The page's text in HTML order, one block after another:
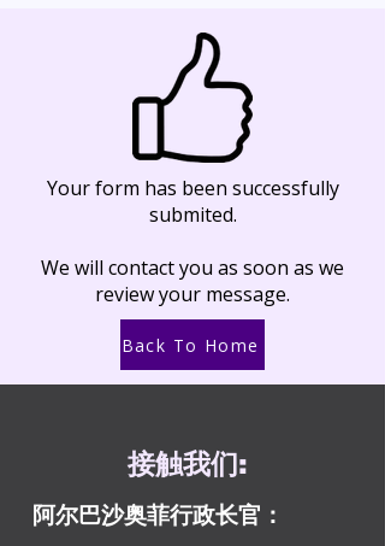
Your form has been successfully
submited.
We will contact you as soon as we
review your message.
Back To Home
接触我们:
阿尔巴沙奥菲行政长官：